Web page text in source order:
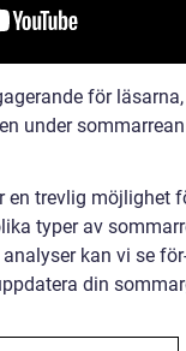
för
under
trevlig möjlighet
typer av
kan vi se
din